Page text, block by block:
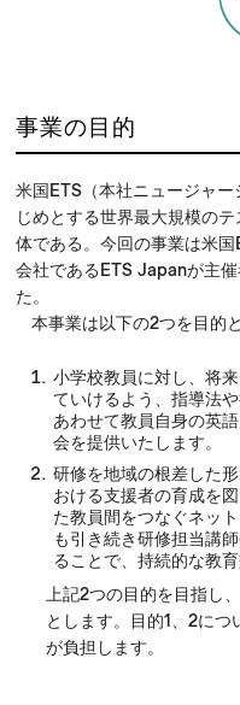
事業の目的
米国ETS（本社ニュージャ
じめとする世界最大規模の
体である。今回の事業は米
会社であるETS Japanが主
た。
本事業は以下の2つを目的
小学校教員に対し、将
ていけるよう、指導法
あわせて教員自身の英
会を提供いたします。
研修を地域の根差した
おける支援者の育成を
た教員間をつなぐネッ
も引き続き研修担当講
ることで、持続的な教
上記2つの目的を目指し
とします。目的1、2に
が負担します。